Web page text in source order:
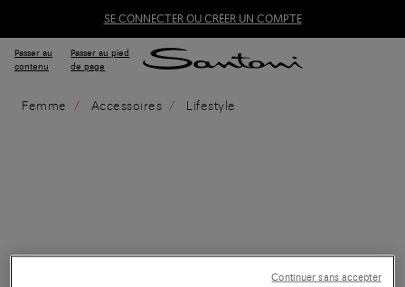
SE CONNECTER OU CRÉER UN COMPTE
Passer au
contenu
Passer au pied
de page
Femme Accessoires Lifestyle
Continuer sans accepter